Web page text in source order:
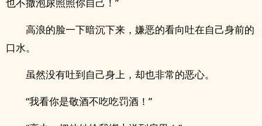
高浪的脸一下暗沉下来，嫌恶的看向吐在自己身前的
口水。
虽然没有吐到自己身上，却也非常的恶心。
“我看你是敬酒不吃吃罚酒！”